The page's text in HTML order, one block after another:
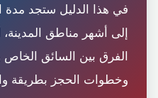
في هذا الدليل ستجد
إلى أشهر مناطق المدينة،
الفرق بين السائق الخاص
وخطوات الحجز بطريقة